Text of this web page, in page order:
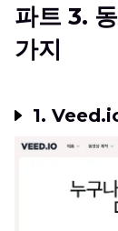
파트 3.
가지
1.